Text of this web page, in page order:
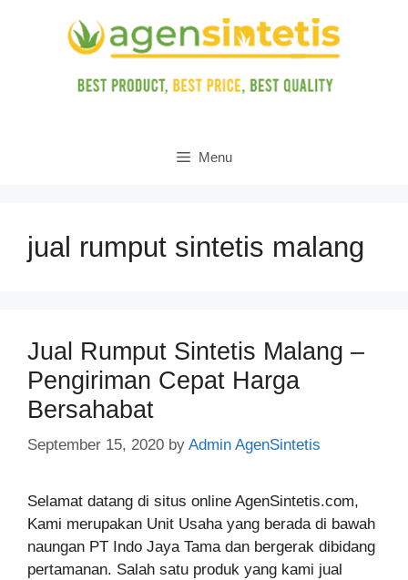
Menu
jual rumput sintetis malang
Jual Rumput Sintetis Malang –
Pengiriman Cepat Harga
Bersahabat
September 15, 2020 by Admin AgenSintetis
Selamat datang di situs online AgenSintetis.com,
Kami merupakan Unit Usaha yang berada di bawah
naungan PT Indo Jaya Tama dan bergerak dibidang
pertamanan. Salah satu produk yang kami jual